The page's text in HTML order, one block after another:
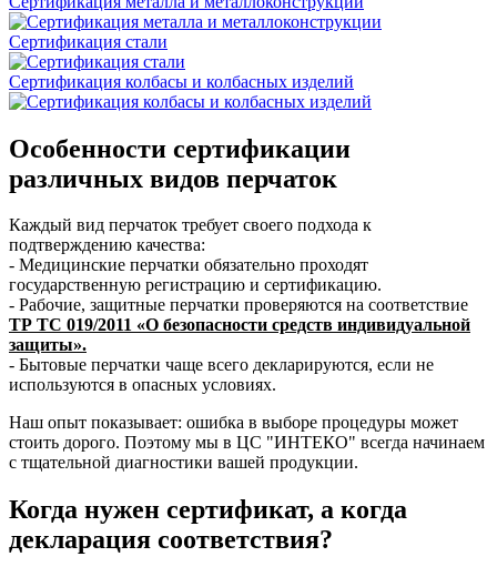
Сертификация стали
Сертификация колбасы и колбасных изделий
Особенности сертификации
различных видов перчаток
Каждый вид перчаток требует своего подхода к
подтверждению качества:
- Медицинские перчатки обязательно проходят
государственную регистрацию и сертификацию.
- Рабочие, защитные перчатки проверяются на соответствие
ТР ТС 019/2011 «О безопасности средств индивидуальной
защиты».
- Бытовые перчатки чаще всего декларируются, если не
используются в опасных условиях.
Наш опыт показывает: ошибка в выборе процедуры может
стоить дорого. Поэтому мы в ЦС "ИНТЕКО" всегда начинаем
с тщательной диагностики вашей продукции.
Когда нужен сертификат, а когда
декларация соответствия?